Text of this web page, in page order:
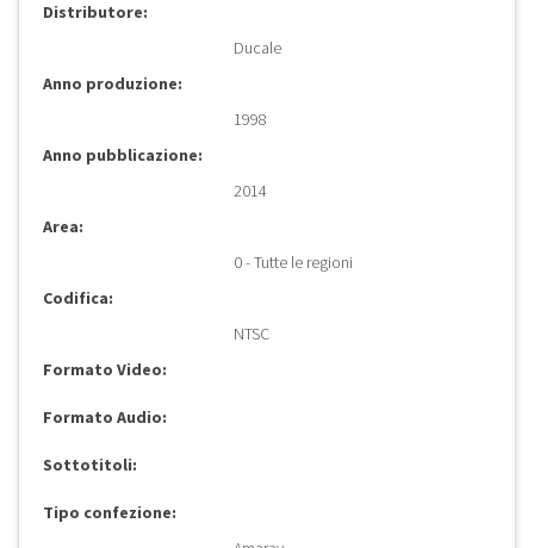
Distributore:
Ducale
Anno produzione:
1998
Anno pubblicazione:
2014
Area:
0 - Tutte le regioni
Codifica:
NTSC
Formato Video:
Formato Audio:
Sottotitoli:
Tipo confezione: